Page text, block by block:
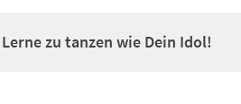
Lerne zu tanzen wie Dein Idol!